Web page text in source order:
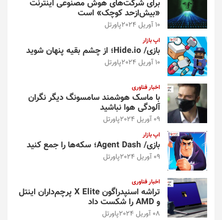
برای شرکت‌های هوش مصنوعی اینترنت
«بیش‌از‌حد کوچک» است
10 آوریل 2024 پاورتل
اپ بازار
بازی/ Hide.io؛ از چشم بقیه پنهان شوید
10 آوریل 2024 پاورتل
اخبار فناوری
با ماسک هوشمند سامسونگ دیگر نگران
آلودگی هوا نباشید
09 آوریل 2024 پاورتل
اپ بازار
بازی/ Agent Dash؛ سکه‌ها را جمع کنید
09 آوریل 2024 پاورتل
اخبار فناوری
تراشه اسنپدراگون X Elite پرچم‌داران اینتل
و AMD را شکست داد
08 آوریل 2024 پاورتل